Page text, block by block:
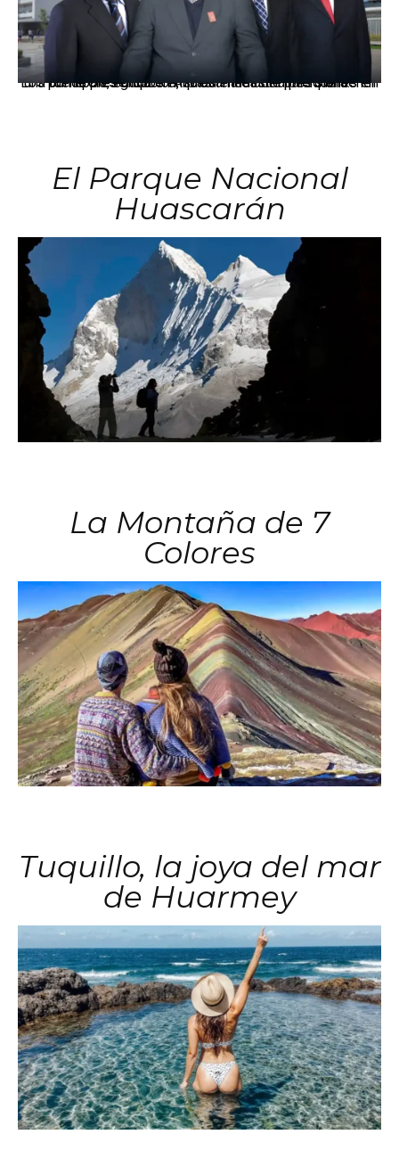
Los principales grupos empresariales del país mantienen una fuerte presencia en Áncash mediante inversiones en comercio, educación, salud e industria pesquera.
El Parque Nacional
Huascarán
La Montaña de 7
Colores
Tuquillo, la joya del mar
de Huarmey